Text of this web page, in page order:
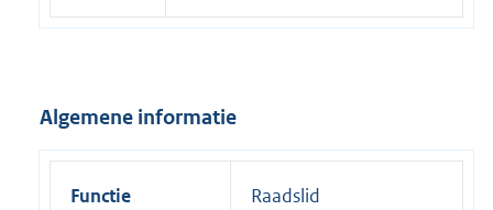
t
e
l
Algemene informatie
Functie Raadslid